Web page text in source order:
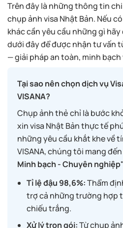
Trên đây là những thông tin
chụp ảnh visa Nhật Bản. Nếu
khác cần yêu cầu những gì
dưới đây để được nhận tư vấn
— giải pháp an toàn, minh bạch
Tại sao nên chọn dịch vụ
VISANA?
Chụp ảnh thẻ chỉ là bước
xin visa Nhật Bản thực tế
những yêu cầu khắt khe về
VISANA, chúng tôi mang
Minh bạch - Chuyên nghiệp"
Tỉ lệ đậu 98,6%:Thẩm
trợ cả những trường hợp
chiếu trắng.
Xử lý trọn gói:Từ chụp